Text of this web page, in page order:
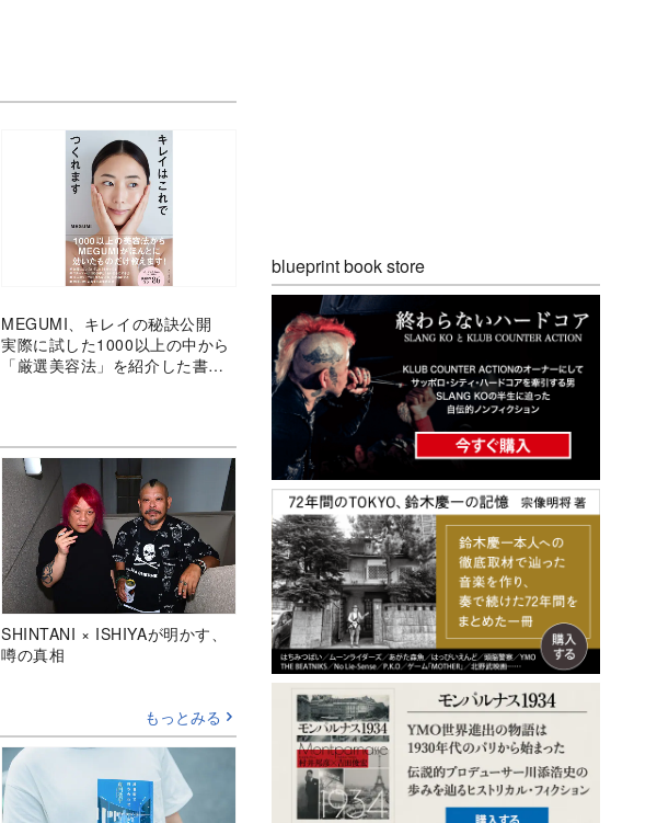
MEGUMI、キレイの秘訣公開
実際に試した1000以上の中から
「厳選美容法」を紹介した書籍
SHINTANI × ISHIYAが明かす、
噂の真相
もっとみる
blueprint book store